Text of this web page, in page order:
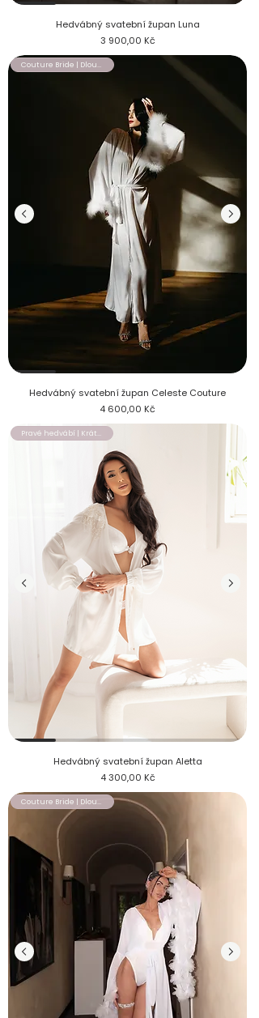
Hedvábný svatební župan Luna
Cena
3 900,00 Kč
Hedvábný svatební župan
Couture Bride | Dlouhý župan
Hedvábný svatební župan Celeste Couture
Cena
4 600,00 Kč
Nevěsta v hedvábném svatebním
Pravé hedvábí | Krátký župan
Hedvábný svatební župan Aletta
Cena
4 300,00 Kč
Nevěsta v dlouhém šifonovém
Couture Bride | Dlouhý župan